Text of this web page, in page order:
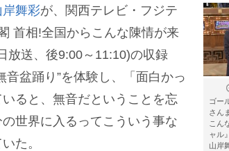
ゴー
さん
こん
ャル
山岸
岸舞彩が、関西テレビ・フジテ
首相!全国からこんな陳情が来
放送、後9:00～11:10)の収録
音盆踊り”を体験し、「面白かっ
ると、無音だということを忘
世界に入るってこういう事な
た。